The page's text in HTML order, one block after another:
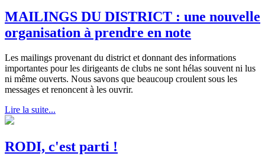
MAILINGS DU DISTRICT : une nouvelle
organisation à prendre en note
Les mailings provenant du district et donnant des informations
importantes pour les dirigeants de clubs ne sont hélas souvent ni lus
ni même ouverts. Nous savons que beaucoup croulent sous les
messages et renoncent à les ouvrir.
Lire la suite...
RODI, c'est parti !